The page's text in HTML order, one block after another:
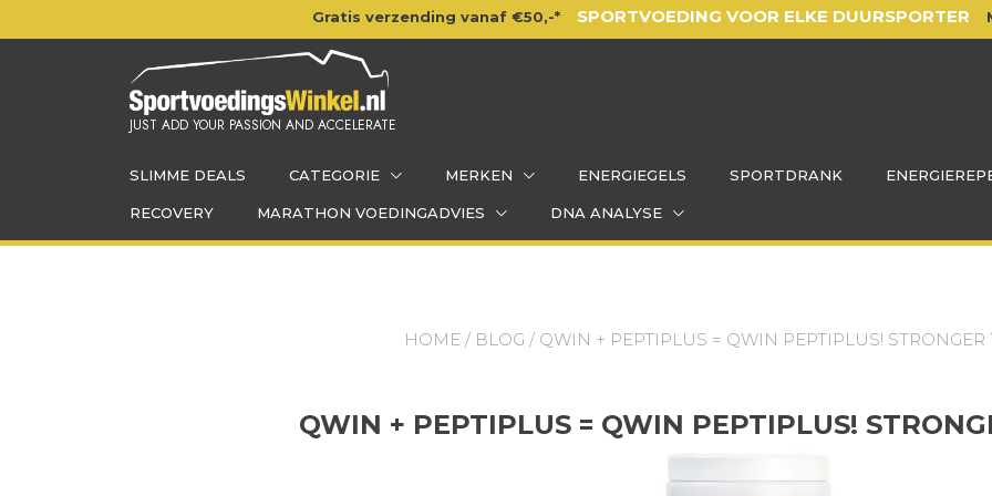
naar
Gratis verzending vanaf €50,-* SPORTVOEDING VOOR ELKE DUURSPORTER
JUST ADD YOUR PASSION AND ACCELERATE
SLIMME DEALS CATEGORIE MERKEN ENERGIEGELS SPORTDRANK
RECOVERY MARATHON VOEDINGADVIES DNA ANALYSE
HOME/ BLOG / QWIN + PEPTIPLUS = QWIN PEPTIPLUS! STRONGER
QWIN + PEPTIPLUS = QWIN PEPTIPLUS!